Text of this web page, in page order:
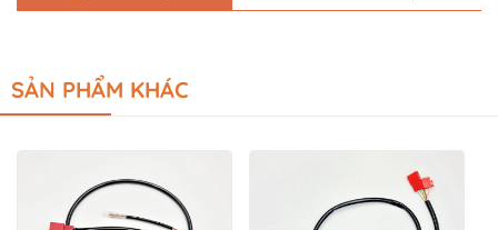
SẢN PHẨM KHÁC